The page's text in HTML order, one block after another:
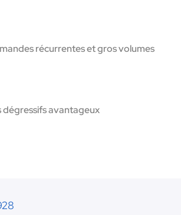
récurrentes et gros volumes
dégressifs avantageux